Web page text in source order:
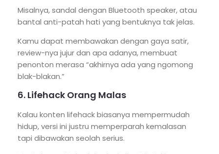
Misalnya, sandal dengan Bluetooth speaker, atau
bantal anti-patah hati yang bentuknya tak jelas.
Kamu dapat membawakan dengan gaya satir,
review-nya jujur dan apa adanya, membuat
penonton merasa “akhirnya ada yang ngomong
blak-blakan.”
6. Lifehack Orang Malas
Kalau konten lifehack biasanya mempermudah
hidup, versi ini justru memperparah kemalasan
tapi dibawakan seolah serius.